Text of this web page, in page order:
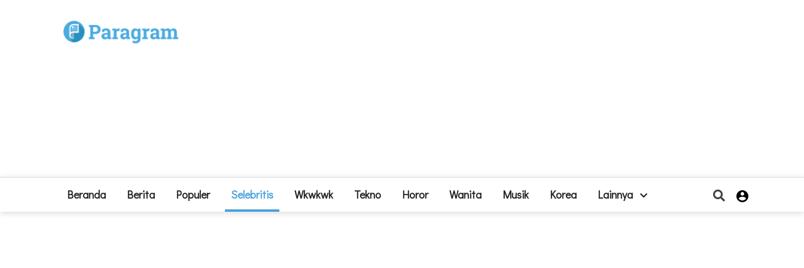
Beranda Berita Populer Selebritis Wkwkwk Tekno Horor Wanita Musik Korea Lainnya 